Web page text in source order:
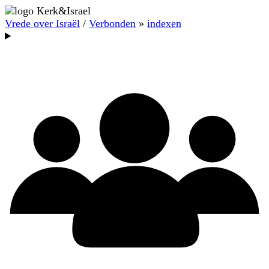
Vrede over Israël / Verbonden » indexen